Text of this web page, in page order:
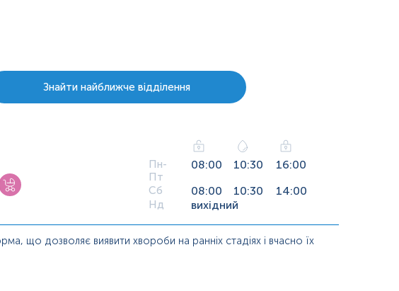
Знайти найближче відділення
Пн-
Пт
08:00 10:30 16:00
Сб 08:00 10:30 14:00
Нд вихідний
що дозволяє виявити хвороби на ранніх стадіях і вчасно їх